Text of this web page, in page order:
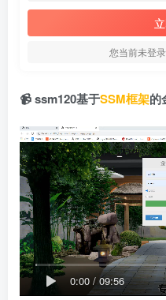
您当前未登
📹 ssm120基于SSM框架的
0:00 / 09:56